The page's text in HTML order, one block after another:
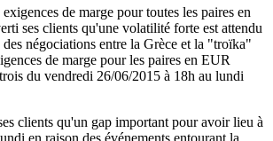
de marge pour toutes les paires en
ses clients qu'une volatilité forte est attendu
négociations entre la Grèce et la "troïka"
de marge pour les paires en EUR
du vendredi 26/06/2015 à 18h au lundi
clients qu'un gap important pour avoir lieu à
en raison des événements entourant la